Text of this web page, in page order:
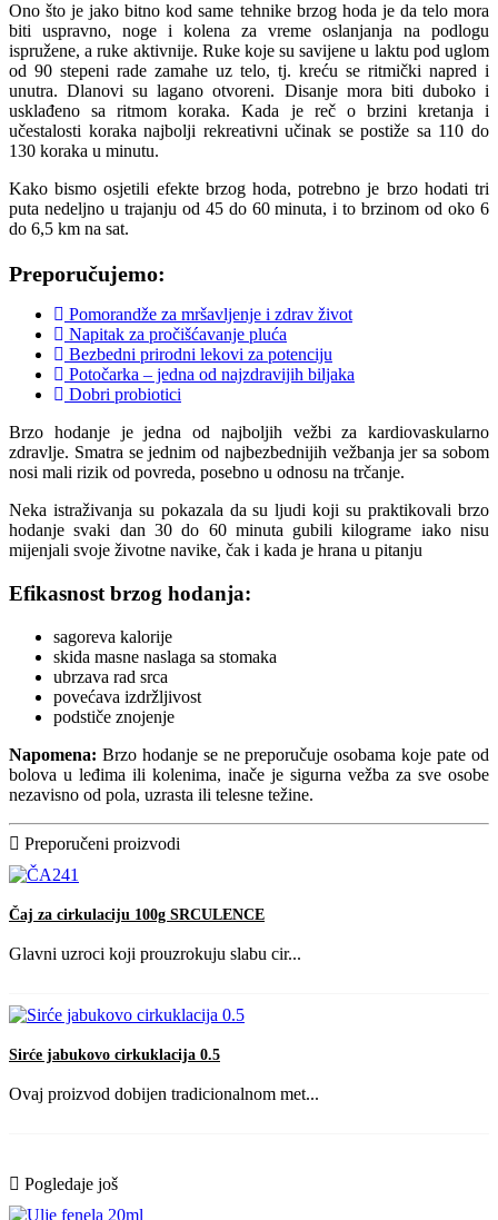
Ono što je jako bitno kod same tehnike brzog hoda je da telo mora
biti uspravno, noge i kolena za vreme oslanjanja na podlogu
ispružene, a ruke aktivnije. Ruke koje su savijene u laktu pod uglom
od 90 stepeni rade zamahe uz telo, tj. kreću se ritmički napred i
unutra. Dlanovi su lagano otvoreni. Disanje mora biti duboko i
usklađeno sa ritmom koraka. Kada je reč o brzini kretanja i
učestalosti koraka najbolji rekreativni učinak se postiže sa 110 do
130 koraka u minutu.
Kako bismo osjetili efekte brzog hoda, potrebno je brzo hodati tri
puta nedeljno u trajanju od 45 do 60 minuta, i to brzinom od oko 6
do 6,5 km na sat.
Preporučujemo:
Pomorandže za mršavljenje i zdrav život
Napitak za pročišćavanje pluća
Bezbedni prirodni lekovi za potenciju
Potočarka – jedna od najzdravijih biljaka
Dobri probiotici
Brzo hodanje je jedna od najboljih vežbi za kardiovaskularno
zdravlje. Smatra se jednim od najbezbednijih vežbanja jer sa sobom
nosi mali rizik od povreda, posebno u odnosu na trčanje.
Neka istraživanja su pokazala da su ljudi koji su praktikovali brzo
hodanje svaki dan 30 do 60 minuta gubili kilograme iako nisu
mijenjali svoje životne navike, čak i kada je hrana u pitanju
Efikasnost brzog hodanja:
sagoreva kalorije
skida masne naslaga sa stomaka
ubrzava rad srca
povećava izdržljivost
podstiče znojenje
Napomena: Brzo hodanje se ne preporučuje osobama koje pate od
bolova u leđima ili kolenima, inače je sigurna vežba za sve osobe
nezavisno od pola, uzrasta ili telesne težine.
Preporučeni proizvodi
Čaj za cirkulaciju 100g SRCULENCE
Glavni uzroci koji prouzrokuju slabu cir...
Sirće jabukovo cirkuklacija 0.5
Ovaj proizvod dobijen tradicionalnom met...
Pogledaje još